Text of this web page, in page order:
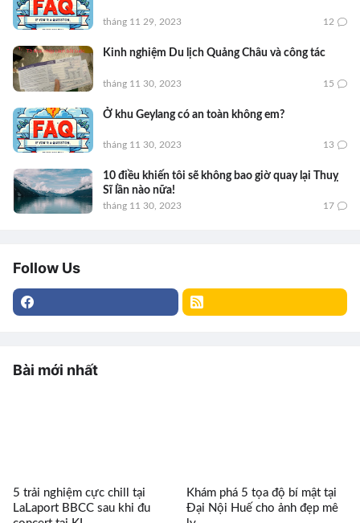
tháng 11 29, 2023 12
Kinh nghiệm Du lịch Quảng Châu và công tác
tháng 11 30, 2023 15
Ở khu Geylang có an toàn không em?
tháng 11 30, 2023 13
10 điều khiến tôi sẽ không bao giờ quay lại Thuỵ
Sĩ lần nào nữa!
tháng 11 30, 2023 17
Follow Us
Bài mới nhất
5 trải nghiệm cực chill tại
LaLaport BBCC sau khi đu
Khám phá 5 tọa độ bí mật tại
Đại Nội Huế cho ảnh đẹp mê